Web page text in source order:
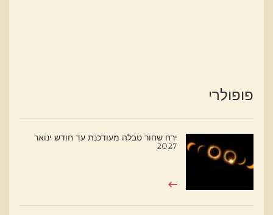
פופולרי
ירח שחור טבלה מעודכנת עד חודש ינואר
2027